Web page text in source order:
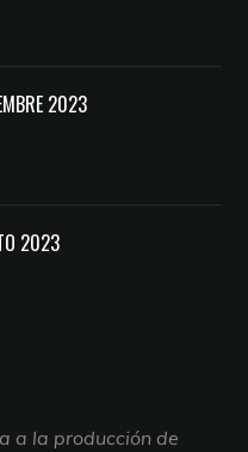
2023
2023
a la producción de